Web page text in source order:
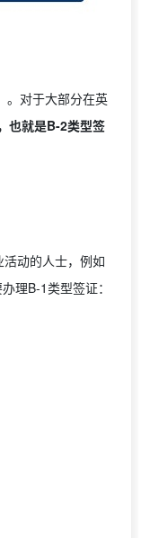
。对于大部分在英
也就是B-2类型签
动的人士，例如
理B-1类型签证：